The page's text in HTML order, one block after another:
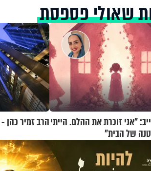
שאולי פספסת
"אני זוכרת את ההלם. הייתי
של הבית"
הרב זמיר כהן